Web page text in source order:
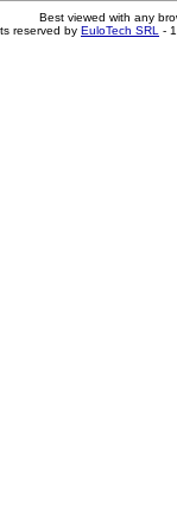
Best viewed with any
reserved by EuloTech SRL -